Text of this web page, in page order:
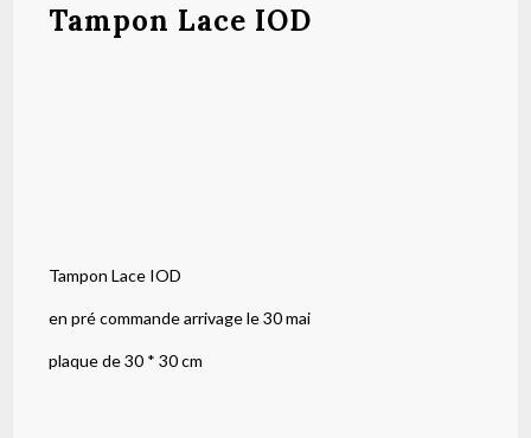
Tampon Lace IOD
Tampon Lace IOD
en pré commande arrivage le 30 mai
plaque de 30 * 30 cm